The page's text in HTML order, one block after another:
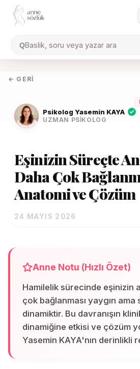
QBaslik, soru veya yazar ara
← GERI
Psikolog Yasemin KAYA
UZMAN PSIKOLOG
Eşinizin Süreçte
Daha Çok
Anatomi ve Çözüm
24 MAYIS 2026
Anne Notu (Hızlı Özet)
Hamilelik sürecinde eşinizin
çok bağlanması yaygın ama
dinamiktir. Bu davranışın
dinamiğine etkisi ve çözüm
Yasemin KAYA'nın derinlikli